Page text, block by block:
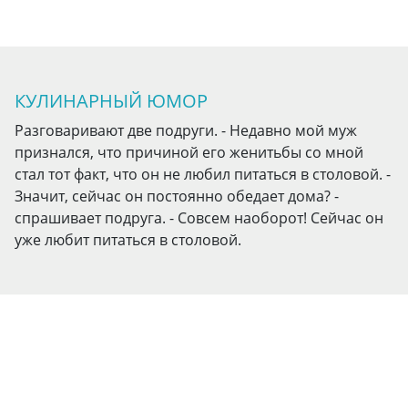
КУЛИНАРНЫЙ ЮМОР
Разговаривают две подруги. - Недавно мой муж
признался, что причиной его женитьбы со мной
стал тот факт, что он не любил питаться в столовой. -
Значит, сейчас он постоянно обедает дома? -
спрашивает подруга. - Совсем наоборот! Сейчас он
уже любит питаться в столовой.